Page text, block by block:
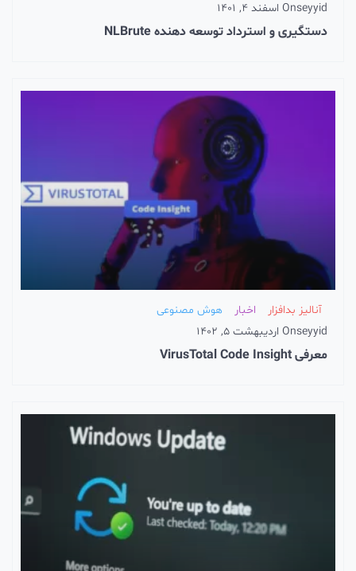
seyyid
On اسفند 4, 1401
دستگیری و استرداد توسعه دهنده NLBrute
آنالیز بدافزار اخبار
هوش مصنوعی
seyyid
On اردیبهشت 5, 1402
معرفی VirusTotal Code Insight